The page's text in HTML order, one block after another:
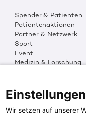
Spender & Patienten
Patientenaktionen
Partner & Netzwerk
Sport
Event
Medizin & Forschung
Multimedia
Social Media
Wir setzen auf unserer